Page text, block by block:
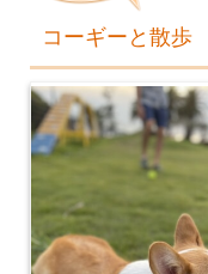
コーギーと散歩